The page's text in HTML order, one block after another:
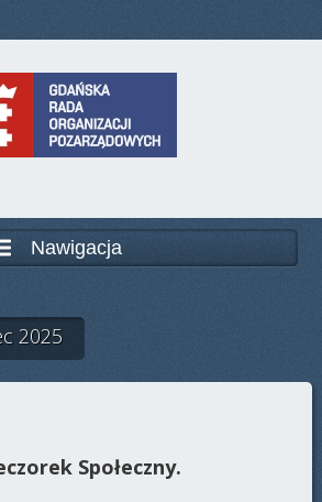
Nawigacja
2025
Społeczny.